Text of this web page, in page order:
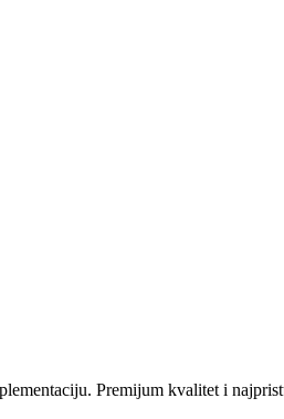
Premijum kvalitet i